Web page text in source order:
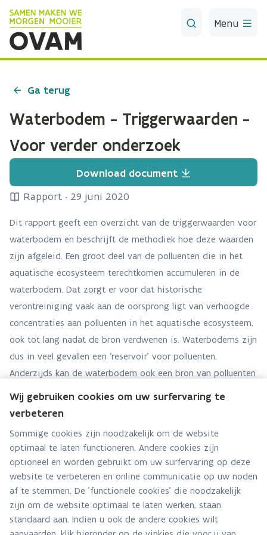
Skip to Main Content
Menu
Ga terug
Waterbodem - Triggerwaarden -
Voor verder onderzoek
Download document
Rapport · 29 juni 2020
Dit rapport geeft een overzicht van de triggerwaarden voor
waterbodem en beschrijft de methodiek hoe deze waarden
zijn afgeleid. Een groot deel van de polluenten die in het
aquatische ecosysteem terechtkomen accumuleren in de
waterbodem. Dat zorgt er voor dat historische
verontreiniging vaak aan de oorsprong ligt van verhoogde
concentraties aan polluenten in het aquatische ecosysteem,
ook tot lang nadat de bron verdwenen is. Waterbodems zijn
dus in veel gevallen een ‘reservoir’ voor polluenten.
Anderzijds kan de waterbodem ook een bron van polluenten
en foerageren, door resuspensie van sediment in de
Wij gebruiken cookies om uw surfervaring te
verbeteren
Sommige cookies zijn noodzakelijk om de website
optimaal te laten functioneren. Andere cookies zijn
optioneel en worden gebruikt om uw surfervaring op deze
website te verbeteren en online communicatie op uw noden
af te stemmen. De 'functionele cookies' die noodzakelijk
zijn om de website optimaal te laten werken, staan
standaard aan. Indien u ook de andere cookies wilt